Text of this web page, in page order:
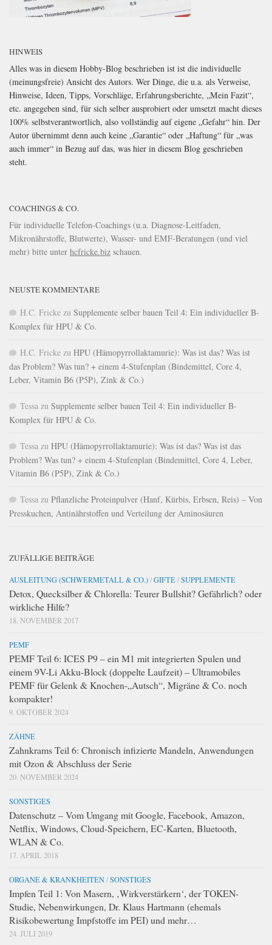
HINWEIS
Alles was in diesem Hobby-Blog beschrieben ist ist die individuelle
(meinungsfreie) Ansicht des Autors. Wer Dinge, die u.a. als Verweise,
Hinweise, Ideen, Tipps, Vorschläge, Erfahrungsberichte, „Mein Fazit“,
etc. angegeben sind, für sich selber ausprobiert oder umsetzt macht dieses
100% selbstverantwortlich, also vollständig auf eigene „Gefahr“ hin. Der
Autor übernimmt denn auch keine „Garantie“ oder „Haftung“ für „was
auch immer“ in Bezug auf das, was hier in diesem Blog geschrieben
steht.
COACHINGS & CO.
Für individuelle Telefon-Coachings (u.a. Diagnose-Leitfaden,
Mikronährstoffe, Blutwerte), Wasser- und EMF-Beratungen (und viel
mehr) bitte unter hcfricke.biz schauen.
NEUSTE KOMMENTARE
H.C. Fricke zu Supplemente selber bauen Teil 4: Ein individueller B-
Komplex für HPU & Co.
H.C. Fricke zu HPU (Hämopyrrollaktamurie): Was ist das? Was ist
das Problem? Was tun? + einem 4-Stufenplan (Bindemittel, Core 4,
Leber, Vitamin B6 (P5P), Zink & Co.)
Tessa zu Supplemente selber bauen Teil 4: Ein individueller B-
Komplex für HPU & Co.
Tessa zu HPU (Hämopyrrollaktamurie): Was ist das? Was ist das
Problem? Was tun? + einem 4-Stufenplan (Bindemittel, Core 4, Leber,
Vitamin B6 (P5P), Zink & Co.)
Tessa zu Pflanzliche Proteinpulver (Hanf, Kürbis, Erbsen, Reis) – Von
Presskuchen, Antinährstoffen und Verteilung der Aminosäuren
ZUFÄLLIGE BEITRÄGE
AUSLEITUNG (SCHWERMETALL & CO.)/GIFTE/SUPPLEMENTE
Detox, Quecksilber & Chlorella: Teurer Bullshit? Gefährlich? oder
wirkliche Hilfe?
18. NOVEMBER 2017
PEMF
PEMF Teil 6: ICES P9 – ein M1 mit integrierten Spulen und
einem 9V-Li Akku-Block (doppelte Laufzeit) – Ultramobiles
PEMF für Gelenk & Knochen-„Autsch“, Migräne & Co. noch
kompakter!
9. OKTOBER 2024
ZÄHNE
Zahnkrams Teil 6: Chronisch infizierte Mandeln, Anwendungen
mit Ozon & Abschluss der Serie
20. NOVEMBER 2024
SONSTIGES
Datenschutz – Vom Umgang mit Google, Facebook, Amazon,
Netflix, Windows, Cloud-Speichern, EC-Karten, Bluetooth,
WLAN & Co.
17. APRIL 2018
ORGANE & KRANKHEITEN/SONSTIGES
Impfen Teil 1: Von Masern, ‚Wirkverstärkern‘, der TOKEN-
Studie, Nebenwirkungen, Dr. Klaus Hartmann (ehemals
Risikobewertung Impfstoffe im PEI) und mehr…
24. JULI 2019